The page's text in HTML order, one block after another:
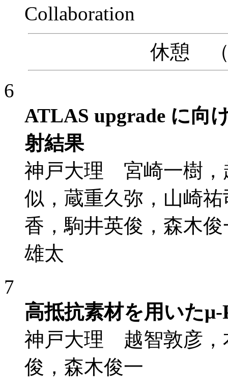
Collaboration
休憩 （
6
ATLAS upgrade に向
射結果
神戸大理 宮崎一樹，
似，蔵重久弥，山崎
香，駒井英俊，森木
雄太
7
高抵抗素材を用いた
神戸大理 越智敦彦，
俊，森木俊一